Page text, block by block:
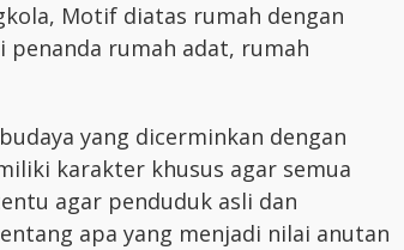
Motif diatas rumah dengan
penanda rumah adat, rumah
yang dicerminkan dengan
karakter khusus agar semua
agar penduduk asli dan
apa yang menjadi nilai anutan